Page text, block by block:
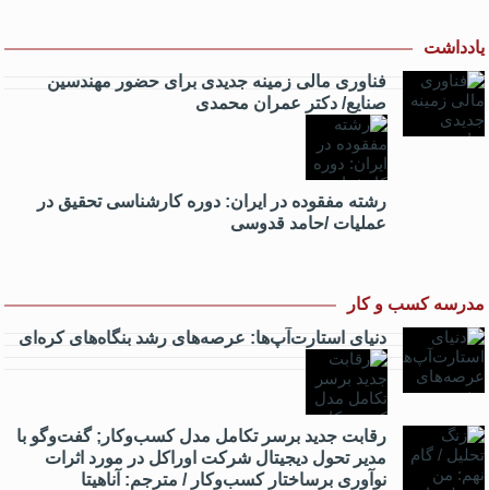
یادداشت
فناوری مالی زمینه جدیدی برای حضور مهندسین
صنایع/ دکتر عمران محمدی
رشته مفقوده در ایران: دوره کارشناسی تحقیق در
عملیات /حامد قدوسی
مدرسه کسب و کار
دنیای استارت‌آپ‌ها: عرصه‌های رشد بنگاه‌های کره‌ای‌
رقابت جدید برسر تکامل مدل کسب‌و‌کار; گفت‌وگو با
مدیر تحول دیجیتال شرکت اوراکل در مورد اثرات
نوآوری برساختار کسب‌وکار / مترجم: آناهیتا